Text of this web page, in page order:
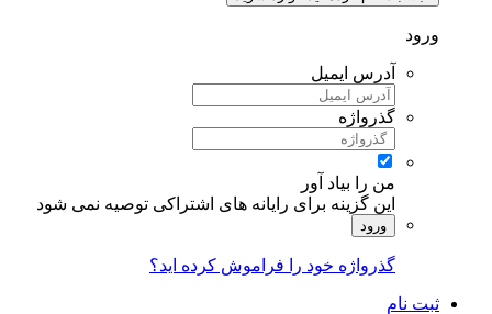
ورود
آدرس ایمیل
گذرواژه
من را بیاد آور
این گزینه برای رایانه های اشتراکی توصیه نمی شود
ورود
گذرواژه خود را فراموش کرده اید؟
ثبت نام